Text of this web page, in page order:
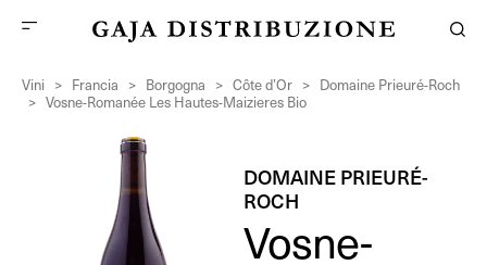
Vini > Francia > Borgogna > Côte d’Or > Domaine Prieuré-Roch
> Vosne-Romanée Les Hautes-Maizieres Bio
DOMAINE PRIEURÉ-
ROCH
Vosne-